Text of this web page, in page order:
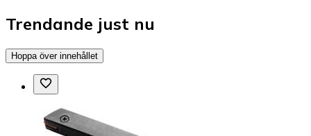
Trendande just nu
Hoppa över innehållet